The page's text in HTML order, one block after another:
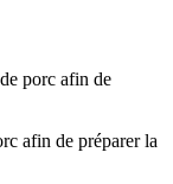
porc afin de
afin de préparer la